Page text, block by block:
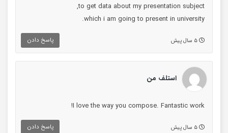
to get data about my presentation subject,
which i am going to present in university.
پاسخ دادن
استلف من
I love the way you compose. Fantastic work!
پاسخ دادن